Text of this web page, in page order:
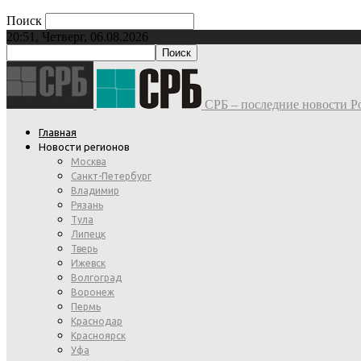
Поиск
20:51, Четверг, 06.08.2026
СРБ – последние новости
Главная
Новости регионов
Москва
Санкт-Петербург
Владимир
Рязань
Тула
Липецк
Тверь
Ижевск
Волгоград
Воронеж
Пермь
Краснодар
Красноярск
Уфа